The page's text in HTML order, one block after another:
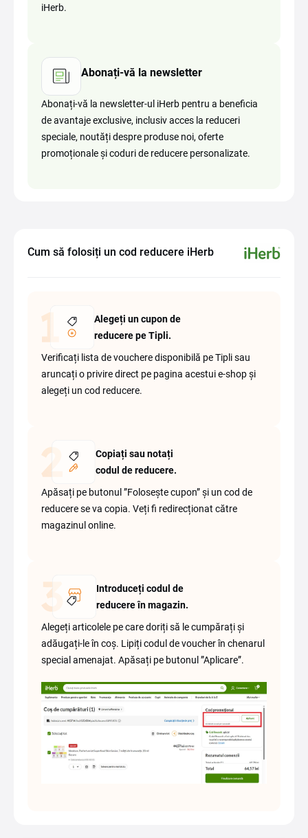
iHerb.
Abonați-vă la newsletter
Abonați-vă la newsletter-ul iHerb pentru a beneficia
de avantaje exclusive, inclusiv acces la reduceri
speciale, noutăți despre produse noi, oferte
promoționale și coduri de reducere personalizate.
Cum să folosiți un cod reducere iHerb
Alegeți un cupon de
reducere pe Tipli.
Verificați lista de vouchere disponibilă pe Tipli sau
aruncați o privire direct pe pagina acestui e-shop și
alegeți un cod reducere.
Copiați sau notați
codul de reducere.
Apăsați pe butonul ”Folosește cupon” și un cod de
reducere se va copia. Veți fi redirecționat către
magazinul online.
Introduceți codul de
reducere în magazin.
Alegeți articolele pe care doriți să le cumpărați și
adăugați-le în coș. Lipiți codul de voucher în chenarul
special amenajat. Apăsați pe butonul ”Aplicare”.